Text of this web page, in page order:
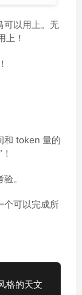
可以用上。无
上！
和 token 量的
。
个可以完成所
格的天文